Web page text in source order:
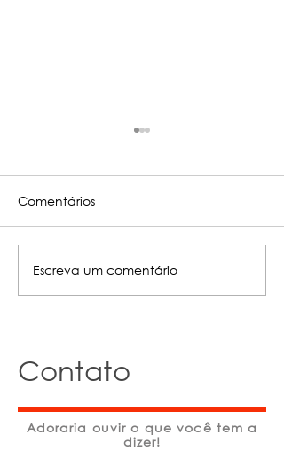
Qual a melhor
estratégia para
Comentários
Escreva um comentário
Contato
Adoraria ouvir o que você tem a
dizer!